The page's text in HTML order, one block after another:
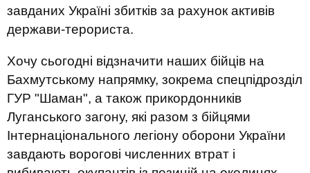
завданих Україні збитків за рахунок активів
держави-терориста.
Хочу сьогодні відзначити наших бійців на
Бахмутському напрямку, зокрема спецпідрозділ
ГУР "Шаман", а також прикордонників
Луганського загону, які разом з бійцями
Інтернаціонального легіону оборони України
завдають ворогові численних втрат і